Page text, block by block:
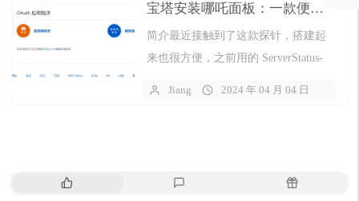
宝塔安装哪吒面板：一款便携的小鸡监控面板
简介最近接触到了这款探针，搭建起
来也很方便，之前用的 ServerStatus-
Jiang 2024 年 04 月 04 日
热
随